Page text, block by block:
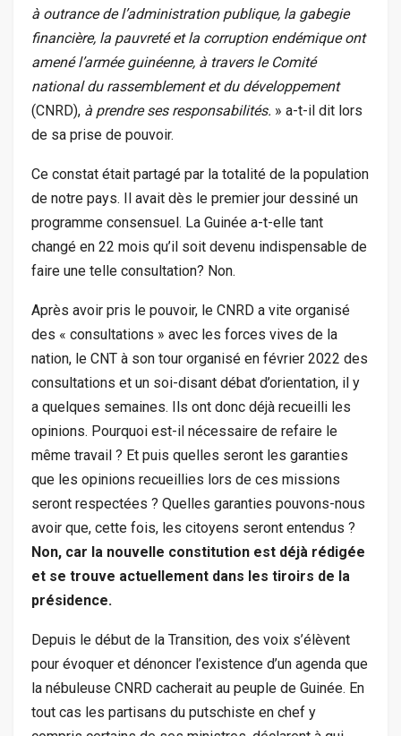
à outrance de l’administration publique, la gabegie
financière, la pauvreté et la corruption endémique ont
amené l’armée guinéenne, à travers le Comité
national du rassemblement et du développement
(CNRD), à prendre ses responsabilités. » a-t-il dit lors
de sa prise de pouvoir.
Ce constat était partagé par la totalité de la population
de notre pays. Il avait dès le premier jour dessiné un
programme consensuel. La Guinée a-t-elle tant
changé en 22 mois qu’il soit devenu indispensable de
faire une telle consultation? Non.
Après avoir pris le pouvoir, le CNRD a vite organisé
des « consultations » avec les forces vives de la
nation, le CNT à son tour organisé en février 2022 des
consultations et un soi-disant débat d’orientation, il y
a quelques semaines. Ils ont donc déjà recueilli les
opinions. Pourquoi est-il nécessaire de refaire le
même travail ? Et puis quelles seront les garanties
que les opinions recueillies lors de ces missions
seront respectées ? Quelles garanties pouvons-nous
avoir que, cette fois, les citoyens seront entendus ?
Non, car la nouvelle constitution est déjà rédigée
et se trouve actuellement dans les tiroirs de la
présidence.
Depuis le début de la Transition, des voix s’élèvent
pour évoquer et dénoncer l’existence d’un agenda que
la nébuleuse CNRD cacherait au peuple de Guinée. En
tout cas les partisans du putschiste en chef y